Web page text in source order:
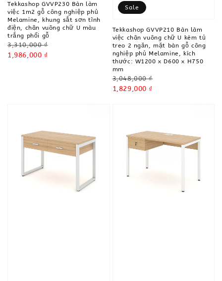
Tekkashop GVVP230 Bàn làm
việc 1m2 gỗ công nghiệp phủ
Melamine, khung sắt sơn tĩnh
điện, chân vuông chữ U màu
trắng phối gỗ
Regular
price
3,310,000 ₫
Sale
1,986,000 ₫
Sale
Tekkashop GVVP210 Bàn làm
việc chân vuông chữ U kèm tủ
treo 2 ngăn, mặt bàn gỗ công
nghiệp phủ Melamine, kích
thước: W1200 x D600 x H750
mm
Regular
price
3,048,000 ₫
Sale
1,829,000 ₫